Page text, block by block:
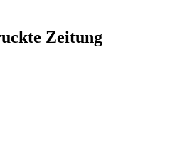
Zeitung